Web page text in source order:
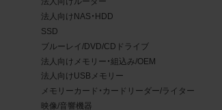
お客様は、商品写真データの利用に際し、次の
ものとします。
商品写真データの全部又は一部の譲渡、貸
権表示の除去等をしないこと
商品写真データに表示されている当社商
法人向けNAS・HDD
SSD
ブルーレイ/DVD/CDドライブ
法人向けメモリー・組込み/OEM
法人向けUSBメモリー
メモリーカード・カードリーダー/ライター
映像/音響機器